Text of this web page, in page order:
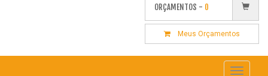
ORÇAMENTOS - 0
Meus Orçamentos
Toggle